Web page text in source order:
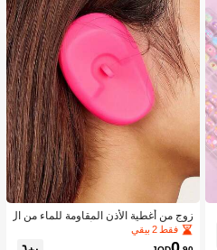
زوج من أغطية الأذن المقاومة للماء من ال
سيليكون لصبغ الشعر، أداة تصفيف الشع
ر في صالون الحلاقة
فقط 2 بيقي